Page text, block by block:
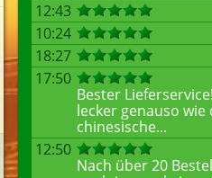
12:43
10:24
18:27
17:50
Bester
lecker genauso wie
chinesische...
12:50
Nach über 20